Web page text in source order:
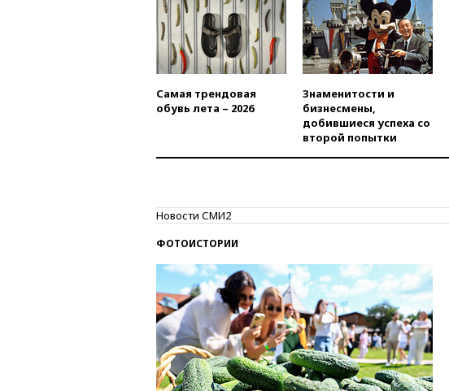
Самая трендовая
обувь лета – 2026
Знаменитости и
бизнесмены,
добившиеся успеха со
второй попытки
Новости СМИ2
ФОТОИСТОРИИ